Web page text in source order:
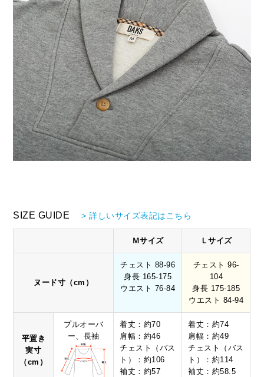
SIZE GUIDE > 詳しいサイズ表記はこちら
Ｍサイズ Ｌサイズ
ヌード寸（cm）
チェスト 88-96
身長 165-175
ウエスト 76-84
チェスト 96-
104
身長 175-185
ウエスト 84-94
平置き
実寸
（cm）
プルオーバ
ー、長袖
着丈：約70
肩幅：約46
チェスト（バス
ト）：約106
袖丈：約57
着丈：約74
肩幅：約49
チェスト（バス
ト）：約114
袖丈：約58.5